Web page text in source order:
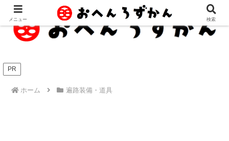
PR
ホーム 遍路装備・道具
メニュー 検索